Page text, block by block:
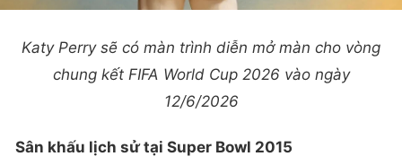
Katy Perry sẽ có màn trình diễn mở màn cho vòng
chung kết FIFA World Cup 2026 vào ngày
12/6/2026
Sân khấu lịch sử tại Super Bowl 2015